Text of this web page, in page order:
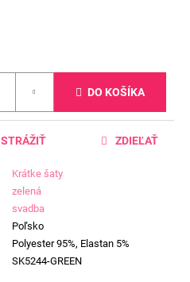
DO KOŠÍKA
Krátke šaty
zelená
svadba
Poľsko
Polyester 95%, Elastan 5%
SK5244-GREEN
STRÁŽIŤ ZDIEĽAŤ